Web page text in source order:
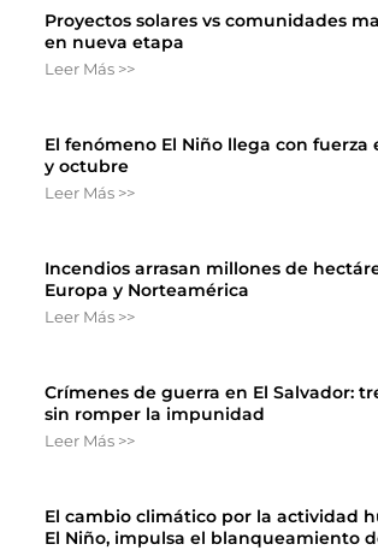
Proyectos solares vs comunidades
en nueva etapa
Leer Más >>
El fenómeno El Niño llega con fuerza
y octubre
Leer Más >>
Incendios arrasan millones de
Europa y Norteamérica
Leer Más >>
Crímenes de guerra en El Salvador:
sin romper la impunidad
Leer Más >>
El cambio climático por la actividad
El Niño, impulsa el blanqueamiento